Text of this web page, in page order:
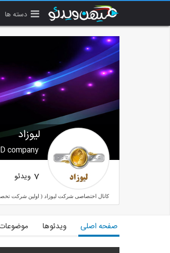
دسته ها
لیوزاد
company
7 ویدئو
کانال اختصاصی شرکت لیوزاد ( اولین شرکت
صفحه اصلی ویدئوها